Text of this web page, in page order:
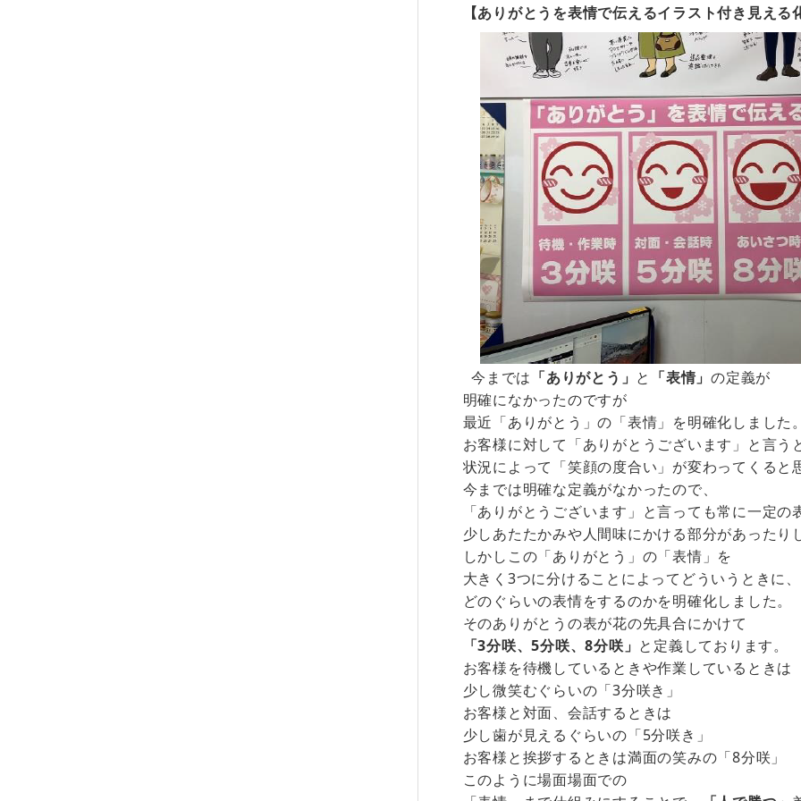
【ありがとうを表情で伝えるイラスト付き見える
今までは 「ありがとう」 と 「表情」の定義が
明確になかったのですが
最近「ありがとう」の「表情」を明確化しました
お客様に対して「ありがとうございます」と言う
状況によって「笑顔の度合い」が変わってくると
今までは明確な定義がなかったので、
「ありがとうございます」と言っても常に一定の
少しあたたかみや人間味にかける部分があったり
しかしこの「ありがとう」の「表情」を
大きく3つに分けることによってどういうときに、
どのぐらいの表情をするのかを明確化しました。
そのありがとうの表が花の先具合にかけて
「3分咲、5分咲、8分咲」 と定義しております。
お客様を待機しているときや作業しているときは
少し微笑むぐらいの「3分咲き」
お客様と対面、会話するときは
少し歯が見えるぐらいの「5分咲き」
お客様と挨拶するときは満面の笑みの「8分咲」
このように場面場面での